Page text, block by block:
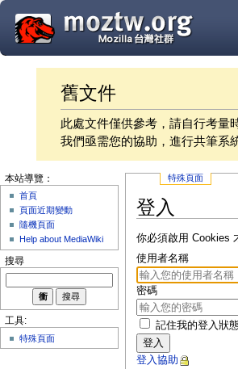
舊文件
此處文件僅供參考，請自行考量
我們亟需您的協助，進行共筆系
特殊頁面
登入
你必須啟用 Cookies
使用者名稱
密碼
記住我的登入狀
登入
登入協助
本站導覽：
首頁
頁面近期變動
隨機頁面
Help about MediaWiki
搜尋
工具:
特殊頁面